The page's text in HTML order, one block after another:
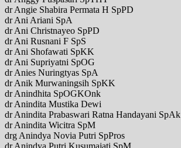
dr Angie Shabira Permata H SpPD
dr Ani Ariani SpA
dr Ani Christnayeo SpPD
dr Ani Rusnani F SpS
dr Ani Shofawati SpKK
dr Ani Supriyatni SpOG
dr Anies Nuringtyas SpA
dr Anik Murwaningsih SpKK
dr Anindhita SpOGKOnk
dr Anindita Mustika Dewi
dr Anindita Prabaswari Ratna Handayani SpAk
dr Anindita Wicitra SpM
drg Anindya Novia Putri SpPros